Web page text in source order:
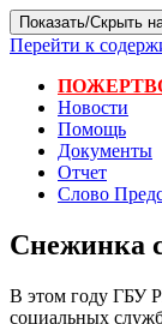
Показать/Скрыть
Перейти к
Новости
Помощь
Документы
Отчет
Слово
Снежинка
В этом году ГБУ
социальных